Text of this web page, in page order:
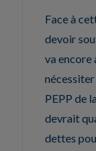
Face à
devoir
va encore
PEPP de
devrait
dettes